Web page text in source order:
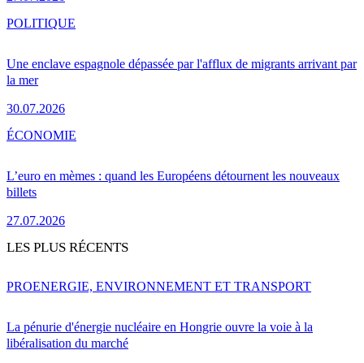
Une enclave espagnole dépassée par l'afflux de migrants arrivant par
la mer
30.07.2026
POLITIQUE
L’euro en mèmes : quand les Européens détournent les nouveaux
billets
27.07.2026
ÉCONOMIE
LES PLUS RÉCENTS
La pénurie d'énergie nucléaire en Hongrie ouvre la voie à la
libéralisation du marché
PROENERGIE, ENVIRONNEMENT ET TRANSPORT